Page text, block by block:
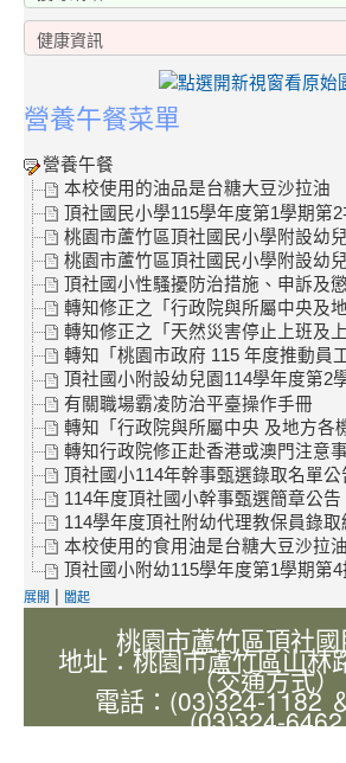
營養午餐菜單
營養午餐
本校使用的油品是台糖大豆沙拉油
頂社國民小學115學年度第1學期
桃園市蘆竹區頂社國民小學附設幼
桃園市蘆竹區頂社國民小學附設幼
頂社國小性騷擾防治措施、申訴及
轉知修正之「行政院與所屬中央及
轉知修正之「天然災害停止上班及
轉知「桃園市政府 115 年度推動員
頂社國小附設幼兒園114學年度第2
有關職場霸凌防治平臺操作手冊
轉知「行政院與所屬中央 及地方各
轉知行政院修正赴香港或澳門注意
頂社國小114年幹事甄選錄取名單公
114年度頂社國小幹事甄選簡章公告
114學年度頂社附幼代理教保員錄取
本校使用的食用油是台糖大豆沙拉油
頂社國小附幼115學年度第1學期
展開 | 闔起
桃園市蘆竹區頂社
地址：桃園市蘆竹區山林
（交通方式）
電話：(03)324-1182
(03)324-6462